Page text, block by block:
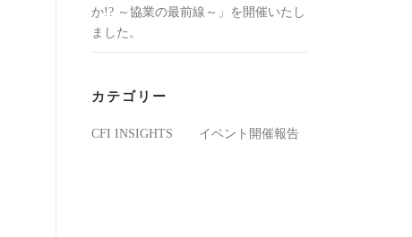
か!? ～協業の最前線～」を開催いたし
ました。
カテゴリー
CFI INSIGHTS イベント開催報告